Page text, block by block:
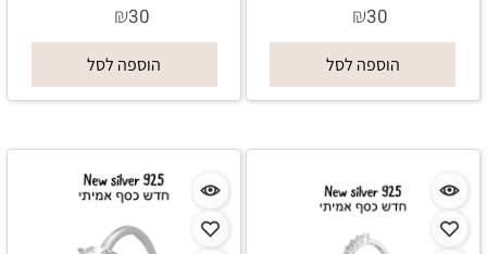
₪30
הוספה לסל
₪30
הוספה לסל